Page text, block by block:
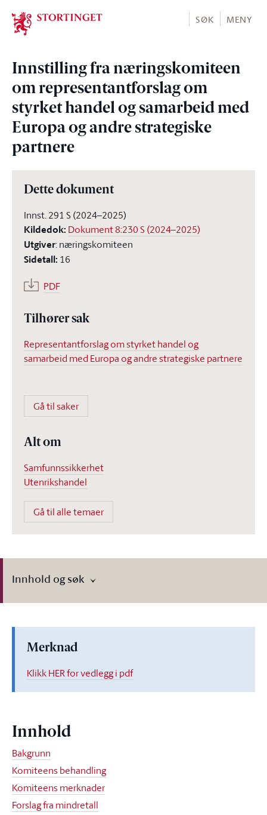
Stortinget.no
SØK MENY
Innstilling fra næringskomiteen
om representantforslag om
styrket handel og samarbeid med
Europa og andre strategiske
partnere
Dette dokument
Innst. 291 S (2024–2025)
Kildedok: Dokument 8:230 S (2024–2025)
Utgiver:næringskomiteen
Sidetall: 16
PDF
Tilhører sak
Representantforslag om styrket handel og
samarbeid med Europa og andre strategiske partnere
Gå til saker
Alt om
Samfunnssikkerhet
Utenrikshandel
Gå til alle temaer
Innhold og søk
Merknad
Klikk HER for vedlegg i pdf
Innhold
Bakgrunn
Komiteens behandling
Komiteens merknader
Forslag fra mindretall